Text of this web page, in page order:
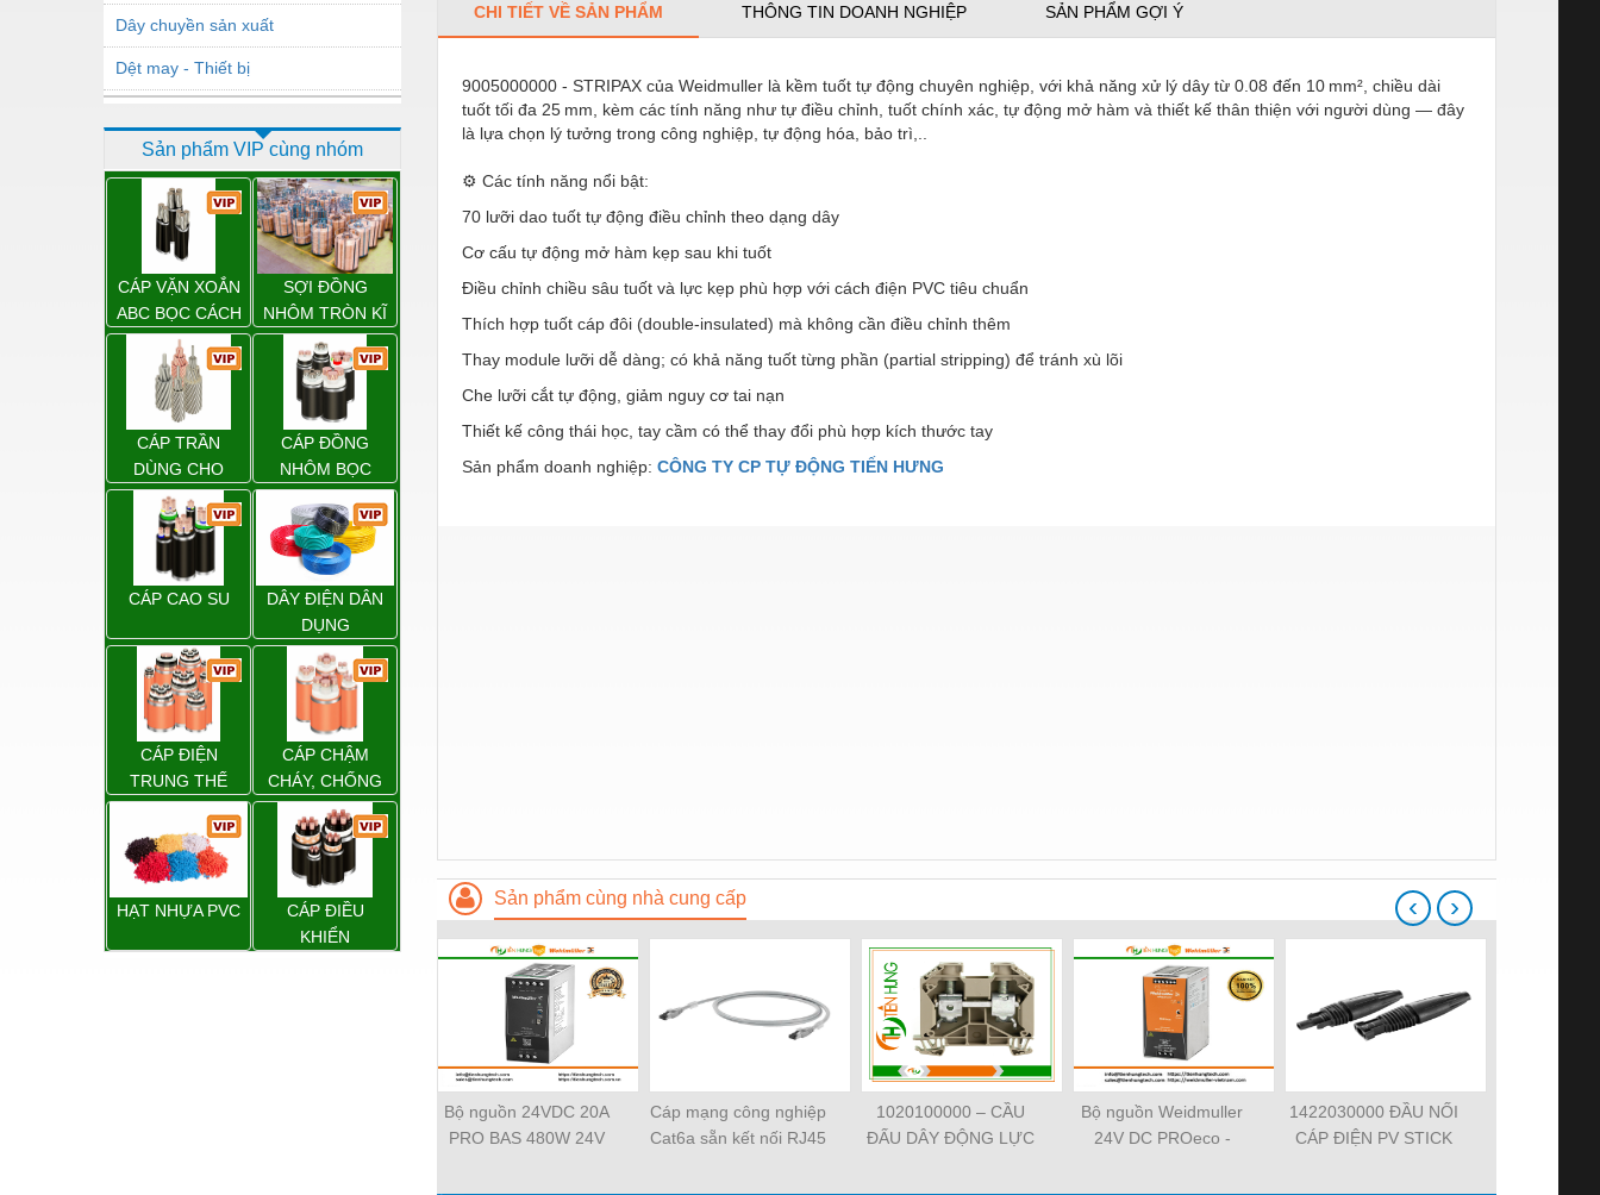
Dây chuyền sản xuất
Dệt may - Thiết bị
Dịch vụ - Thi công
Điện công nghiệp
Điện gia dụng
Điện Lạnh
Đóng tàu Thiết bị
Đúc chính xác Thiết bị
Dụng cụ cầm tay
Dụng cụ cắt gọt
Dụng cụ điện
Dụng cụ đo
Gỗ - Trang thiết bị
Hóa chất-Trang thiết bị
Kệ công nghiệp
Khí nén - Thiết bị
Khuôn mẫu - Phụ tùng
Lọc công nghiệp
Máy công cụ - Phụ tùng
Mỏ - Trang thiết bị
Sản phẩm VIP cùng nhóm
CÁP VẶN XOẮN
ABC BỌC CÁCH
ĐIỆN XLPE
SỢI ĐỒNG
NHÔM TRÒN KĨ
THUẬT ĐIỆN
CÁP TRẦN
DÙNG CHO
ĐƯỜNG DÂY
TẢI ĐIỆN TRÊN
KHÔNG
CÁP ĐỒNG
NHÔM BỌC
CÁP CAO SU
DÂY ĐIỆN DÂN
DỤNG
CÁP ĐIỆN
TRUNG THẾ
CÁP CHẬM
CHÁY, CHỐNG
CHÁY
HẠT NHỰA PVC
CÁP ĐIỀU
KHIỂN
CHI TIẾT VỀ SẢN PHẨM THÔNG TIN DOANH NGHIỆP SẢN PHẨM GỢI Ý
9005000000 - STRIPAX của Weidmuller là kềm tuốt tự động chuyên nghiệp, với khả năng xử lý dây từ 0.08 đến 10 mm², chiều dài
tuốt tối đa 25 mm, kèm các tính năng như tự điều chỉnh, tuốt chính xác, tự động mở hàm và thiết kế thân thiện với người dùng — đây
là lựa chọn lý tưởng trong công nghiệp, tự động hóa, bảo trì,..
⚙️ Các tính năng nổi bật:
70 lưỡi dao tuốt tự động điều chỉnh theo dạng dây
Cơ cấu tự động mở hàm kẹp sau khi tuốt
Điều chỉnh chiều sâu tuốt và lực kẹp phù hợp với cách điện PVC tiêu chuẩn
Thích hợp tuốt cáp đôi (double‑insulated) mà không cần điều chỉnh thêm
Thay module lưỡi dễ dàng; có khả năng tuốt từng phần (partial stripping) để tránh xù lõi
Che lưỡi cắt tự động, giảm nguy cơ tai nạn
Thiết kế công thái học, tay cầm có thể thay đổi phù hợp kích thước tay
Sản phẩm doanh nghiệp: CÔNG TY CP TỰ ĐỘNG TIẾN HƯNG
Sản phẩm cùng nhà cung cấp
Bộ nguồn 24VDC 20A
PRO BAS 480W 24V
Weidmuller -
Cáp mạng công nghiệp
Cat6a sẵn kết nối RJ45
C6FP8LD0050M40M40-
1020100000 – CẦU
ĐẤU DÂY ĐỘNG LỰC
WEIDMULLER –
Bộ nguồn Weidmuller
24V DC PROeco -
1422030000 ĐẦU NỐI
CÁP ĐIỆN PV STICK
‹ ›